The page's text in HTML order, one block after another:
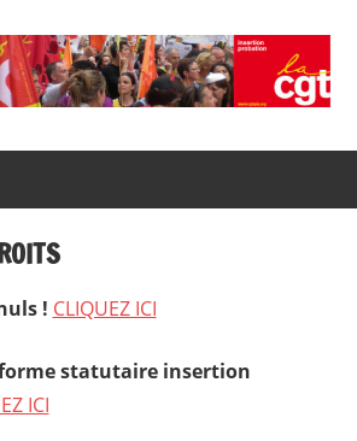
CGT
insertion
! CLIQUEZ ICI
statutaire insertion
ICI